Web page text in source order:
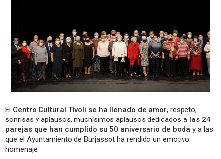
El Centro Cultural Tívoli se ha llenado de amor, respeto,
sonrisas y aplausos, muchísimos aplausos dedicados a las 24
parejas que han cumplido su 50 aniversario de boda y a las
que el Ayuntamiento de Burjassot ha rendido un emotivo
homenaje.